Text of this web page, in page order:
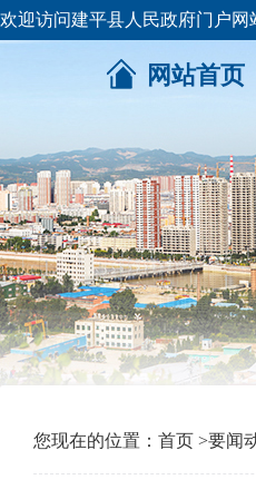
欢迎访问建平县人民政府门户网
网站首页
您现在的位置： 首页 >要闻